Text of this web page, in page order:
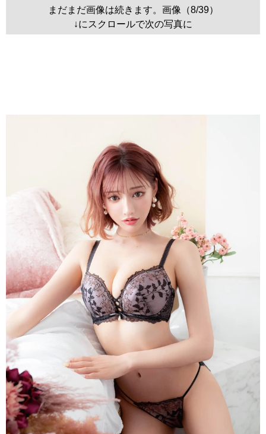
まだまだ画像は続きます。画像（8/39）
↓にスクロールで次の写真に